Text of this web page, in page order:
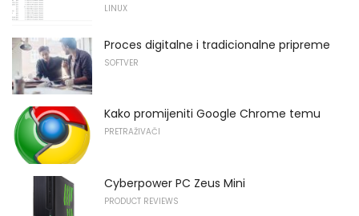
LINUX
Proces digitalne i tradicionalne pripreme
SOFTVER
Kako promijeniti Google Chrome temu
PRETRAŽIVAČI
Cyberpower PC Zeus Mini
PRODUCT REVIEWS